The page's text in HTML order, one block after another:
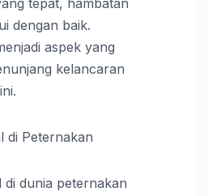
tepat, hambatan
dengan baik.
aspek yang
kelancaran
di Peternakan
di dunia peternakan